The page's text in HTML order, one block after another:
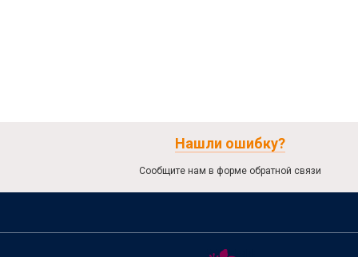
Нашли ошибку?
Сообщите нам в форме обратной связи